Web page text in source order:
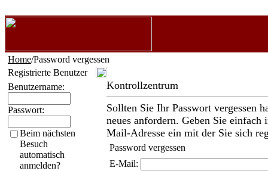
Home/Password vergessen
Registrierte Benutzer
Benutzername:
Passwort:
Beim nächsten
Besuch
automatisch
anmelden?
Kontrollzentrum
Sollten Sie Ihr Passwort vergessen
neues anfordern. Geben Sie
Mail-Adresse ein mit der Sie sich
Password vergessen
E-Mail: